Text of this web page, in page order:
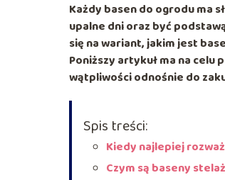
Każdy basen do ogrodu ma
upalne dni oraz być
się na wariant, jakim jest
Poniższy artykuł ma na
wątpliwości odnośnie do
Spis treści:
Kiedy najlepiej
Czym są baseny